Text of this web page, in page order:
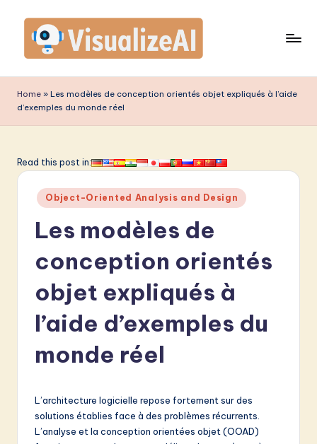
content
is
u
li
A
Home » Les modèles de conception orientés objet expliqués à l’aide
d’exemples du monde réel
Read this post in:
Posted
in
Object-Oriented Analysis and Design
Les modèles de
conception orientés
objet expliqués à
l’aide d’exemples du
monde réel
L’architecture logicielle repose fortement sur des
solutions établies face à des problèmes récurrents.
L’analyse et la conception orientées objet (OOAD)